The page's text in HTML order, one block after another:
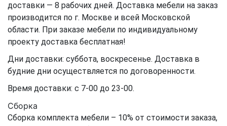
доставки — 8 рабочих дней. Доставка мебели на заказ
производится по г. Москве и всей Московской
области. При заказе мебели по индивидуальному
проекту доставка бесплатная!
Дни доставки: суббота, воскресенье. Доставка в
будние дни осуществляется по договоренности.
Время доставки: с 7-00 до 23-00.
Сборка
Сборка комплекта мебели – 10% от стоимости заказа,